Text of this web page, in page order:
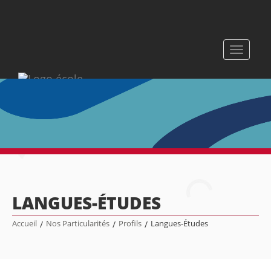
Toggle
LANGUES-ÉTUDES
Accueil / Nos Particularités / Profils / Langues-Études